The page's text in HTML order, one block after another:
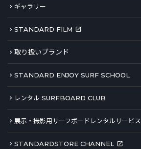
ギャラリー
STANDARD FILM
取り扱いブランド
STANDARD ENJOY SURF SCHOOL
レンタル SURFBOARD CLUB
展示・撮影用サーフボードレンタルサービス
STANDARDSTORE CHANNEL